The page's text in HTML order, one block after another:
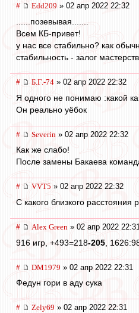
# Edd209 » 02 апр 2022 22:32
......позевывая.......
Всем КБ-привет!
у нас все стабильно? как
стабильность - залог
# Б.Г.-74 » 02 апр 2022 22:32
Я одного не понимаю :какой
Он реально уёбок
# Severin » 02 апр 2022 22:32
Как же слабо!
После замены Бакаева
# VVT5 » 02 апр 2022 22:32
С какого близкого
# Alex Green » 02 апр 2022 22:31
916 игр, +493=218-205 ,
# DM1979 » 02 апр 2022 22:31
Федун гори в аду сука
# Zely69 » 02 апр 2022 22:31